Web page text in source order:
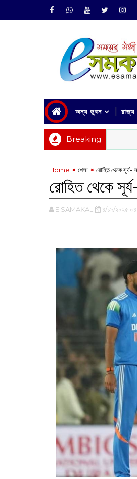
অন্য ভুবন রাজ্য
Breaking
Home খেলা রোহিত থেকে সূর্য-
রোহিত থেকে
E SAMAKALIN ৪/১৯/২০২৫